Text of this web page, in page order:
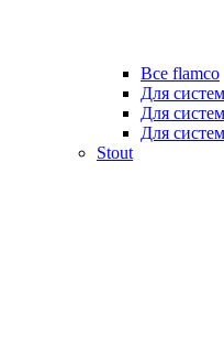
Все flamco
Для
Для
Для
Stout